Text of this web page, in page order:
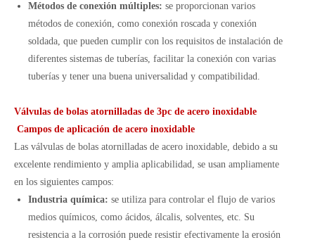
Métodos de conexión múltiples: se proporcionan varios
métodos de conexión, como conexión roscada y conexión
soldada, que pueden cumplir con los requisitos de instalación de
diferentes sistemas de tuberías, facilitar la conexión con varias
tuberías y tener una buena universalidad y compatibilidad.
Válvulas de bolas atornilladas de 3pc de acero inoxidable
Campos de aplicación de acero inoxidable
Las válvulas de bolas atornilladas de acero inoxidable, debido a su
excelente rendimiento y amplia aplicabilidad, se usan ampliamente
en los siguientes campos:
Industria química: se utiliza para controlar el flujo de varios
medios químicos, como ácidos, álcalis, solventes, etc. Su
resistencia a la corrosión puede resistir efectivamente la erosión